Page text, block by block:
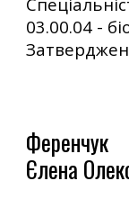
03.00.04 -
Ференчук
Єлена